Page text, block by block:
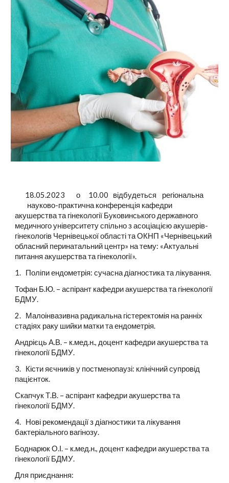
18.05.2023 о 10.00 відбудеться
регіональна
науково-практична конференція кафедри
акушерства та гінекології Буковинського державного
медичного університету спільно з асоціацією акушерів-
гінекологів Чернівецької області та ОКНП «Чернівецький
обласний перинатальний центр» на тему: «Актуальні
питання акушерства та гінекології».
1. Поліпи ендометрія: сучасна діагностика та лікування.
Тофан Б.Ю. – аспірант кафедри акушерства та гінекології
БДМУ.
2. Малоінвазивна радикальна гістеректомія на ранніх
стадіях раку шийки матки та ендометрія.
Андрієць А.В. – к.мед.н., доцент кафедри акушерства та
гінекології БДМУ.
3. Кісти яєчників у постменопаузі: клінічний супровід
пацієнток.
Скапчук Т.В. – аспірант кафедри акушерства та
гінекології БДМУ.
4. Нові рекомендації з діагностики та лікування
бактеріального вагінозу.
Боднарюк О.І. – к.мед.н., доцент кафедри акушерства та
гінекології БДМУ.
Для приєднання: